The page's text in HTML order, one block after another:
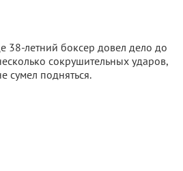
38-летний боксер довел дело до
сокрушительных ударов,
сумел подняться.